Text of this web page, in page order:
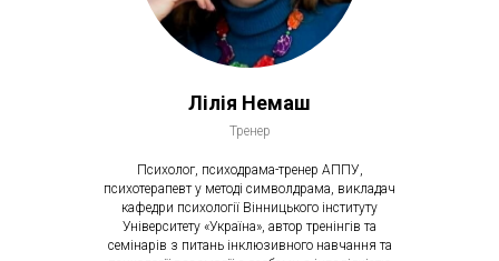
Лілія Немаш
Тренер
Психолог, психодрама-тренер АППУ,
психотерапевт у методі символдрама, викладач
кафедри психології Вінницького інституту
Університету «Україна», автор тренінгів та
семінарів з питань інклюзивного навчання та